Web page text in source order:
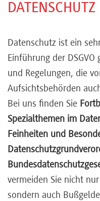
Learnings
Referenten
Kontakt
Über
DATENSCHUTZ
Datenschutz ist ein
Einführung der
und Regelungen, die
Aufsichtsbehörden
Bei uns finden Sie
Spezialthemen im
Feinheiten und
vermeiden Sie nicht
sondern auch